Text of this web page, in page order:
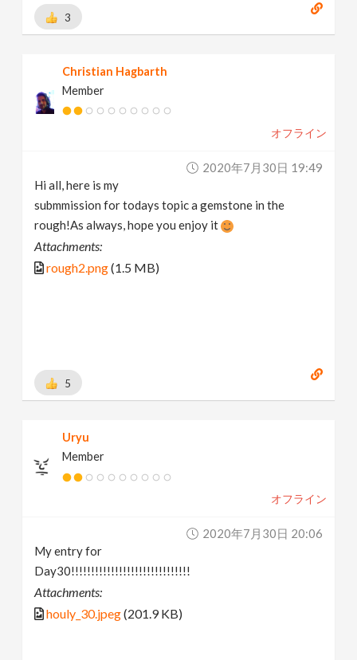
3
Christian Hagbarth
Member
オフライン
2020年7月30日 19:49
Hi all, here is my
submmission for todays topic a gemstone in the
rough!As always, hope you enjoy it
Attachments:
rough2.png(1.5 MB)
5
Uryu
Member
オフライン
2020年7月30日 20:06
My entry for
Day30!!!!!!!!!!!!!!!!!!!!!!!!!!!!!!
Attachments:
houly_30.jpeg(201.9 KB)